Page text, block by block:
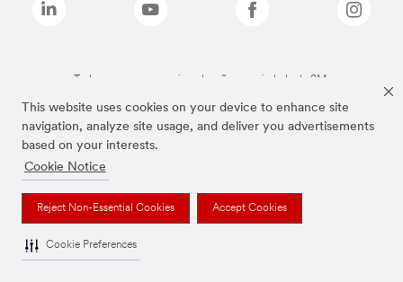
This website uses cookies on your device to enhance site
navigation, analyze site usage, and deliver you advertisements
based on your interests.
Cookie Notice
Reject Non-Essential Cookies Accept Cookies
Cookie Preferences
Todas as marcas mencionadas são propriedade da 3M.